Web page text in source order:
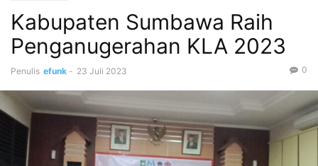
Kabupaten Sumbawa Raih
Penganugerahan KLA 2023
Penulis efunk - 23 Juli 2023 0